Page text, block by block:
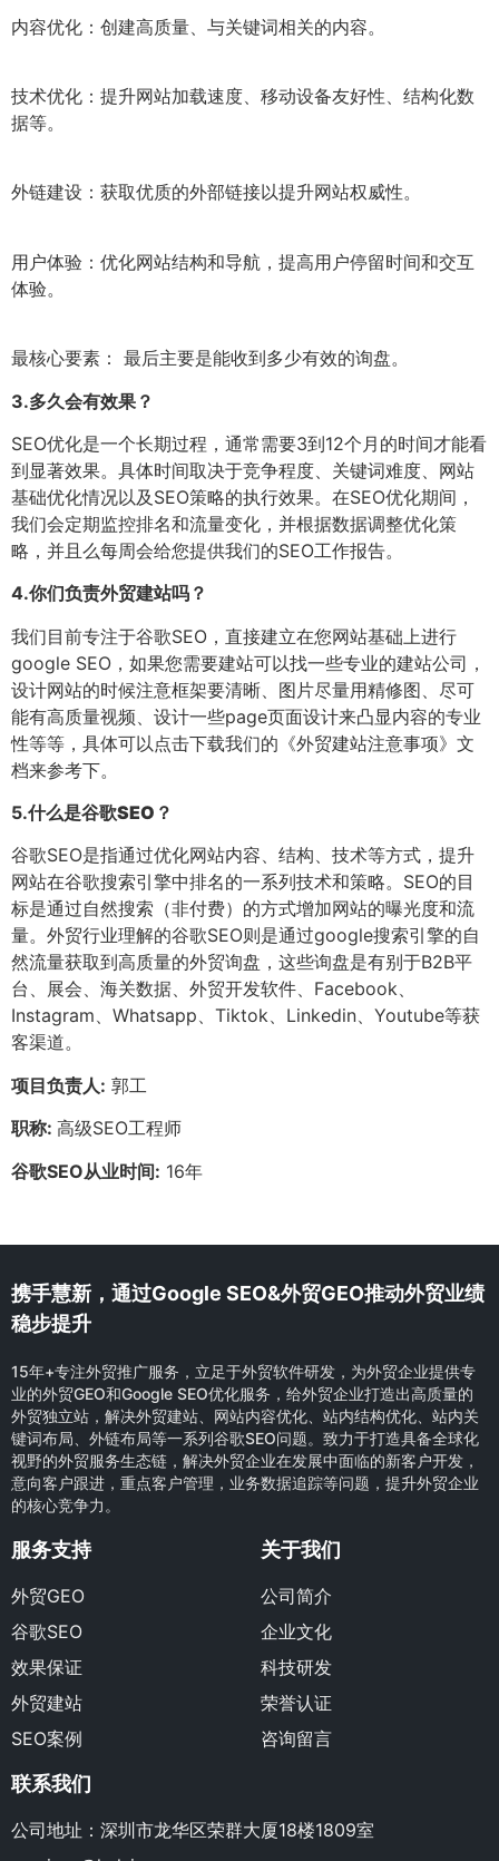
内容优化：创建高质量、与关键词相关的内容。
技术优化：提升网站加载速度、移动设备友好性、结构化数
据等。
外链建设：获取优质的外部链接以提升网站权威性。
用户体验：优化网站结构和导航，提高用户停留时间和交互
体验。
最核心要素： 最后主要是能收到多少有效的询盘。
3.多久会有效果？
SEO优化是一个长期过程，通常需要3到12个月的时间才能看
到显著效果。具体时间取决于竞争程度、关键词难度、网站
基础优化情况以及SEO策略的执行效果。在SEO优化期间，
我们会定期监控排名和流量变化，并根据数据调整优化策
略，并且么每周会给您提供我们的SEO工作报告。
4.你们负责外贸建站吗？
我们目前专注于谷歌SEO，直接建立在您网站基础上进行
google SEO，如果您需要建站可以找一些专业的建站公司，
设计网站的时候注意框架要清晰、图片尽量用精修图、尽可
能有高质量视频、设计一些page页面设计来凸显内容的专业
性等等，具体可以点击下载我们的《外贸建站注意事项》文
档来参考下。
5.什么是谷歌SEO？
谷歌SEO是指通过优化网站内容、结构、技术等方式，提升
网站在谷歌搜索引擎中排名的一系列技术和策略。SEO的目
标是通过自然搜索（非付费）的方式增加网站的曝光度和流
量。外贸行业理解的谷歌SEO则是通过google搜索引擎的自
然流量获取到高质量的外贸询盘，这些询盘是有别于B2B平
台、展会、海关数据、外贸开发软件、Facebook、
Instagram、Whatsapp、Tiktok、Linkedin、Youtube等获
客渠道。
项目负责人: 郭工
职称: 高级SEO工程师
谷歌SEO从业时间: 16年
携手慧新，通过Google SEO&外贸GEO推动外贸业绩
稳步提升
15年+专注外贸推广服务，立足于外贸软件研发，为外贸企业提供专
业的外贸GEO和Google SEO优化服务，给外贸企业打造出高质量的
外贸独立站，解决外贸建站、网站内容优化、站内结构优化、站内关
键词布局、外链布局等一系列谷歌SEO问题。致力于打造具备全球化
视野的外贸服务生态链，解决外贸企业在发展中面临的新客户开发，
意向客户跟进，重点客户管理，业务数据追踪等问题，提升外贸企业
的核心竞争力。
服务支持
外贸GEO
谷歌SEO
效果保证
外贸建站
SEO案例
关于我们
公司简介
企业文化
科技研发
荣誉认证
咨询留言
联系我们
公司地址：深圳市龙华区荣群大厦18楼1809室